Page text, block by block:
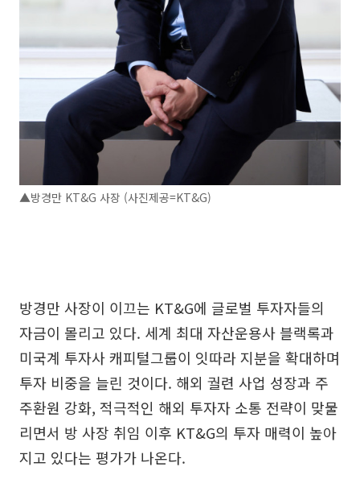
▲방경만 KT&G 사장 (사진제공=KT&G)
방경만 사장이 이끄는 KT&G에 글로벌 투자자들의
자금이 몰리고 있다. 세계 최대 자산운용사 블랙록과
미국계 투자사 캐피털그룹이 잇따라 지분을 확대하며
투자 비중을 늘린 것이다. 해외 궐련 사업 성장과 주
주환원 강화, 적극적인 해외 투자자 소통 전략이 맞물
리면서 방 사장 취임 이후 KT&G의 투자 매력이 높아
지고 있다는 평가가 나온다.